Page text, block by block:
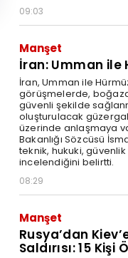
09:03
Manşet
İran: Umman ile
İran, Umman ile
görüşmelerde,
güvenli şekilde
oluşturulacak
üzerinde anlaşmaya
Bakanlığı Sözcüsü
teknik, hukuki,
incelendiğini belirtti.
08:29
Manşet
Rusya’dan
Saldırısı: 15 Kişi